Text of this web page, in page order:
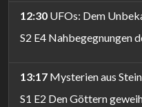
12:30 UFOs: Dem
S2 E4 Nahbegegnungen
13:17 Mysterien aus Stein
S1 E2 Den Göttern